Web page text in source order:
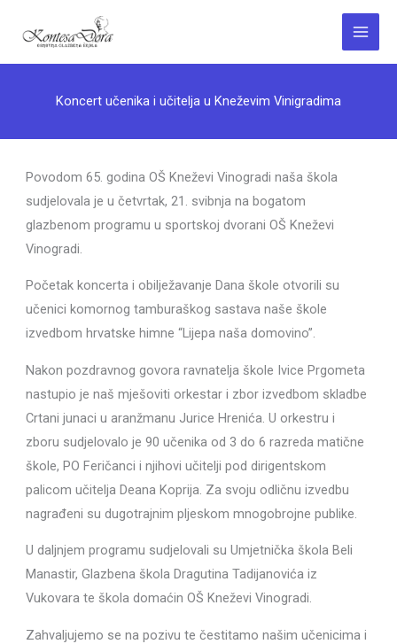
Main
Koncert učenika i učitelja u Kneževim Vinigradima
Povodom 65. godina OŠ Kneževi Vinogradi naša škola
sudjelovala je u četvrtak, 21. svibnja na bogatom
glazbenom programu u sportskoj dvorani OŠ Kneževi
Vinogradi.
Početak koncerta i obilježavanje Dana škole otvorili su
učenici komornog tamburaškog sastava naše škole
izvedbom hrvatske himne “Lijepa naša domovino”.
Nakon pozdravnog govora ravnatelja škole Ivice Prgometa
nastupio je naš mješoviti orkestar i zbor izvedbom skladbe
Crtani junaci u aranžmanu Jurice Hrenića. U orkestru i
zboru sudjelovalo je 90 učenika od 3 do 6 razreda matične
škole, PO Feričanci i njihovi učitelji pod dirigentskom
palicom učitelja Deana Koprija. Za svoju odličnu izvedbu
nagrađeni su dugotrajnim pljeskom mnogobrojne publike.
U daljnjem programu sudjelovali su Umjetnička škola Beli
Manastir, Glazbena škola Dragutina Tadijanovića iz
Vukovara te škola domaćin OŠ Kneževi Vinogradi.
Zahvaljujemo se na pozivu te čestitamo našim učenicima i